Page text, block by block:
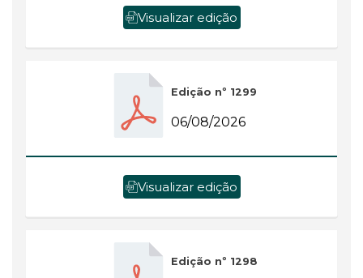
Visualizar edição
Edição nº 1299
06/08/2026
Visualizar edição
Edição nº 1298